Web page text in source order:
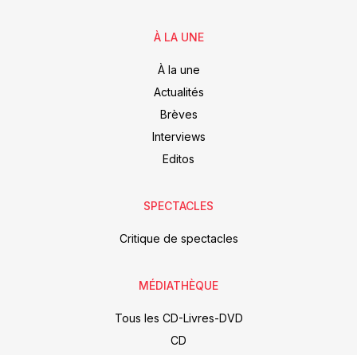
À LA UNE
À la une
Actualités
Brèves
Interviews
Editos
SPECTACLES
Critique de spectacles
MÉDIATHÈQUE
Tous les CD-Livres-DVD
CD